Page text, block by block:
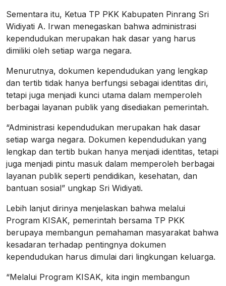
Sementara itu, Ketua TP PKK Kabupaten Pinrang Sri
Widiyati A. Irwan menegaskan bahwa administrasi
kependudukan merupakan hak dasar yang harus
dimiliki oleh setiap warga negara.
Menurutnya, dokumen kependudukan yang lengkap
dan tertib tidak hanya berfungsi sebagai identitas diri,
tetapi juga menjadi kunci utama dalam memperoleh
berbagai layanan publik yang disediakan pemerintah.
“Administrasi kependudukan merupakan hak dasar
setiap warga negara. Dokumen kependudukan yang
lengkap dan tertib bukan hanya menjadi identitas, tetapi
juga menjadi pintu masuk dalam memperoleh berbagai
layanan publik seperti pendidikan, kesehatan, dan
bantuan sosial” ungkap Sri Widiyati.
Lebih lanjut dirinya menjelaskan bahwa melalui
Program KISAK, pemerintah bersama TP PKK
berupaya membangun pemahaman masyarakat bahwa
kesadaran terhadap pentingnya dokumen
kependudukan harus dimulai dari lingkungan keluarga.
“Melalui Program KISAK, kita ingin membangun